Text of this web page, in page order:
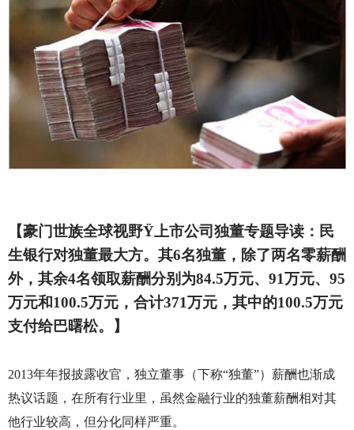
【豪门世族全球视野Ÿ上市公司独董专题导读：民
生银行对独董最大方。其6名独董，除了两名零薪酬
外，其余4名领取薪酬分别为84.5万元、 91万元、 95
万元和100.5万元，合计371万元，其中的100.5万元
支付给巴曙松。】
2013年年报披露收官，独立董事（下称“独董”）薪酬也渐成
热议话题，在所有行业里，虽然金融行业的独董薪酬相对其
他行业较高，但分化同样严重。